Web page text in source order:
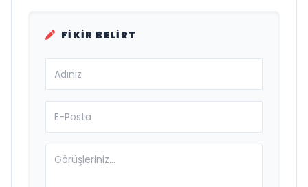
FIKIR BELIRT